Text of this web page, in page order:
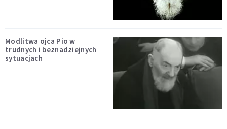
Modlitwa ojca Pio w
trudnych i beznadziejnych
sytuacjach